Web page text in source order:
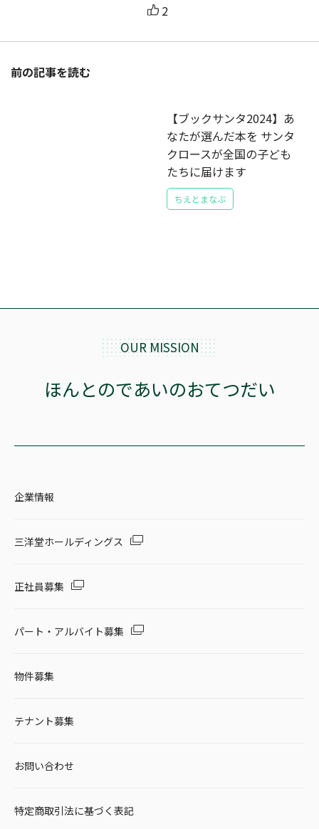
2
前の記事を読む
【ブックサンタ2024】あ
なたが選んだ本を サンタ
クロースが全国の子ども
たちに届けます
ちえとまなぶ
OUR MISSION
ほんとのであいのおてつだい
企業情報
三洋堂ホールディングス
正社員募集
パート・アルバイト募集
物件募集
テナント募集
お問い合わせ
特定商取引法に基づく表記